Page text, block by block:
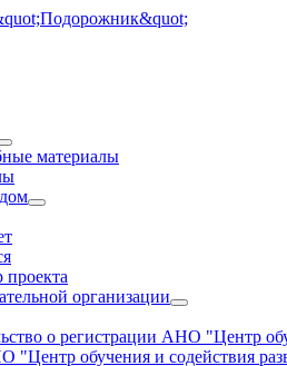
материалы
организации
о регистрации АНО "Центр
"Центр обучения и содействия